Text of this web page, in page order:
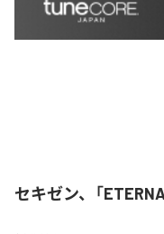
セキゼン、「